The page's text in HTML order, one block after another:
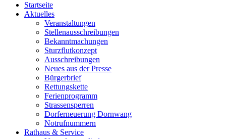
Startseite
Aktuelles
Veranstaltungen
Stellenausschreibungen
Bekanntmachungen
Sturzflutkonzept
Ausschreibungen
Neues aus der Presse
Bürgerbrief
Rettungskette
Ferienprogramm
Strassensperren
Dorferneuerung Dornwang
Notrufnummern
Rathaus & Service